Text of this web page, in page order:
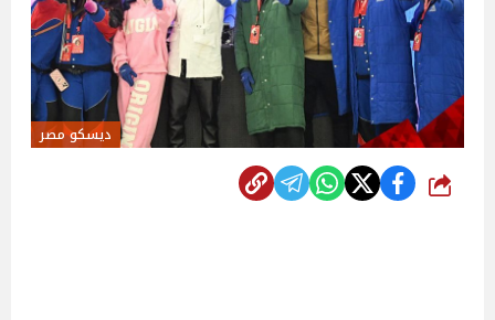
ديسكو مصر
شارك